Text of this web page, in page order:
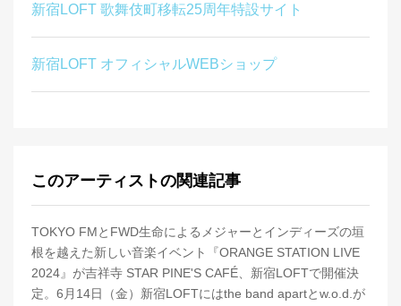
新宿LOFT 歌舞伎町移転25周年特設サイト
新宿LOFT オフィシャルWEBショップ
このアーティストの関連記事
TOKYO FMとFWD生命によるメジャーとインディーズの垣
根を越えた新しい音楽イベント『ORANGE STATION LIVE
2024』が吉祥寺 STAR PINE'S CAFÉ、新宿LOFTで開催決
定。6月14日（金）新宿LOFTにはthe band apartとw.o.d.が